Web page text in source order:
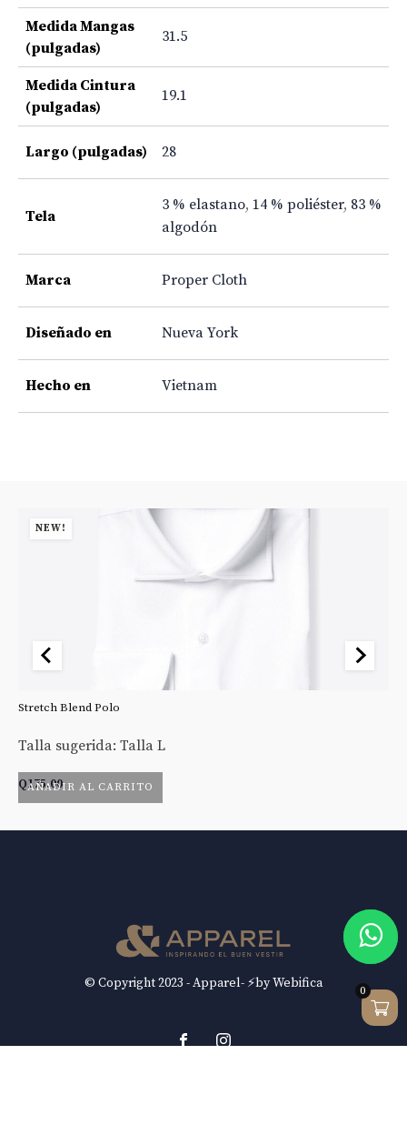
Medida Mangas
(pulgadas)
31.5
Medida Cintura
(pulgadas)
19.1
Largo (pulgadas) 28
Tela
3 % elastano, 14 % poliéster, 83 %
algodón
Marca Proper Cloth
Diseñado en Nueva York
Hecho en Vietnam
NEW!
AÑADIR AL CARRITO
Stretch Blend Polo
Talla sugerida: Talla L
Q175.00
© Copyright 2023 - Apparel- ⚡by Webifica 0